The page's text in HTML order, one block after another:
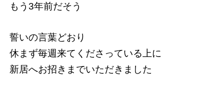
もう3年前だそう
誓いの言葉どおり
休まず毎週来てくださっている上に
新居へお招きまでいただきました